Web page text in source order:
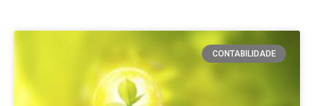
CONTABILIDADE